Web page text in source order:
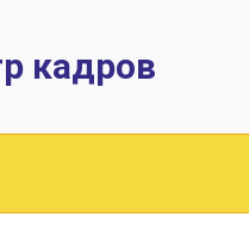
кадров